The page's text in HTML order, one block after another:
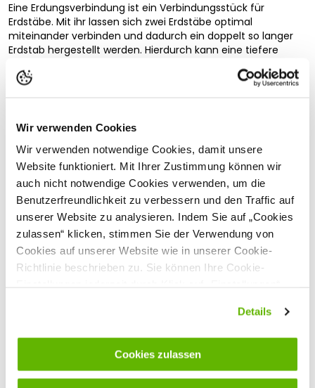
Wir verwenden Cookies
Wir verwenden notwendige Cookies, damit unsere
Website funktioniert. Mit Ihrer Zustimmung können wir
auch nicht notwendige Cookies verwenden, um die
Benutzerfreundlichkeit zu verbessern und den Traffic auf
unserer Website zu analysieren. Indem Sie auf „Cookies
zulassen“ klicken, stimmen Sie der Verwendung von
Cookies auf unserer Website wie in unserer Cookie-
Richtlinie beschrieben zu. Sie können Ihre Cookie-
Details
Cookies zulassen
Eine Erdungsverbindung ist ein Verbindungsstück für
Erdstäbe. Mit ihr lassen sich zwei Erdstäbe optimal
miteinander verbinden und dadurch ein doppelt so langer
Erdstab hergestellt werden. Hierdurch kann eine tiefere
Hersteller:Gallagher Europe B.V., Bornholmstraat 62a,
AZGroningen, Niederlande,onlineservice@gallagher.eu
Vollständige Beschreibung lesen
Kundenbewertungen
Passende Produkte